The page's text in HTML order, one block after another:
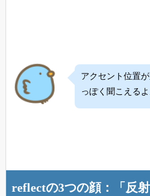
アクセント位置
っぽく聞こえるよ
reflectの3つの顔：「反